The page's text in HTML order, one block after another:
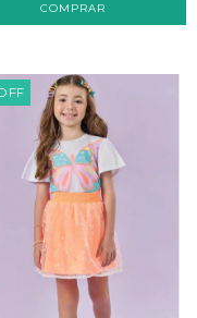
COMPRAR